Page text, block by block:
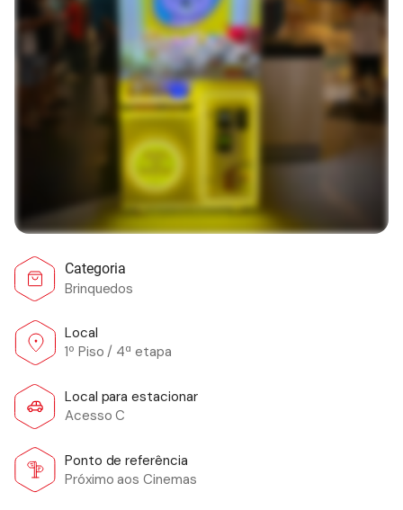
Categoria
Brinquedos
Local
1º Piso / 4ª etapa
Local para estacionar
Acesso C
Ponto de referência
Próximo aos Cinemas